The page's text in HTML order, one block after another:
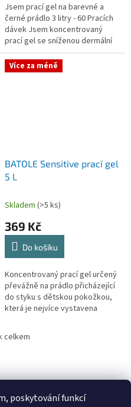
poskytování funkcí
Jsem prací gel na barevné a
černé prádlo 3 litry - 60 Pracích
dávek Jsem koncentrovaný
prací gel se sníženou dermální
dráždivostí vůči citlivé pokožce.
Jsem určen pro praní...
Více za méně
BATOLE Sensitive prací gel
5 L
Skladem (>5 ks)
369 Kč
Do košíku
Koncentrovaný prací gel určený
převážně na prádlo přicházející
do styku s dětskou pokožkou,
která je nejvíce vystavena
pro osoby s citlivou...
celkem